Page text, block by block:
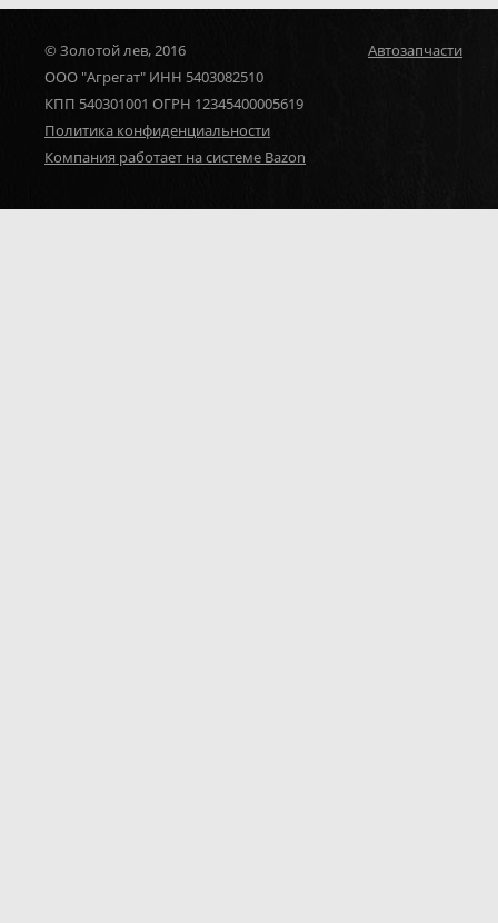
© Золотой лев, 2016
ООО "Агрегат" ИНН 5403082510
КПП 540301001 ОГРН 12345400005619
Политика конфиденциальности
Компания работает на системе Bazon
Автозапчасти